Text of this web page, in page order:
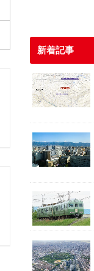
新着記事